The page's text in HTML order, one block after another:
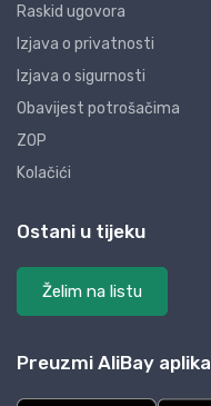
Raskid ugovora
Izjava o privatnosti
Izjava o sigurnosti
Obavijest potrošačima
ZOP
Kolačići
Ostani u tijeku
Želim na listu
Preuzmi AliBay